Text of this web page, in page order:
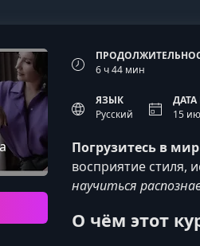
6 ч 44 мин
ЯЗЫК
Русский
15
Погрузитесь в
восприятие стиля,
научиться
О чём этот